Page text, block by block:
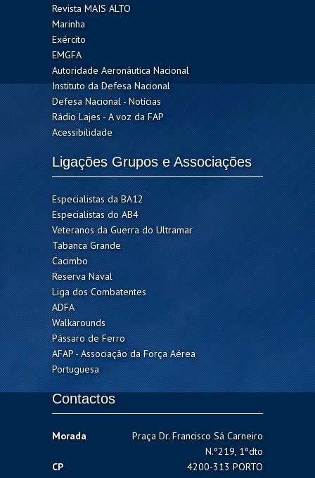
Revista MAIS ALTO
Marinha
Exército
EMGFA
Autoridade Aeronáutica Nacional
Instituto da Defesa Nacional
Defesa Nacional - Notícias
Rádio Lajes - A voz da FAP
Acessibilidade
Ligações Grupos e Associações
Especialistas da BA12
Especialistas do AB4
Veteranos da Guerra do Ultramar
Tabanca Grande
Cacimbo
Reserva Naval
Liga dos Combatentes
ADFA
Walkarounds
Pássaro de Ferro
AFAP - Associação da Força Aérea
Portuguesa
Contactos
Morada
Praça Dr. Francisco Sá Carneiro
N.º219, 1ºdto
CP
4200-313 PORTO